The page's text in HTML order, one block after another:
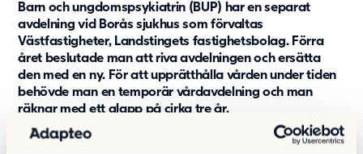
Nyheter
Artiklar, guider & insikter
Barn och ungdomspsykiatrin (BUP) har en separat
avdelning vid Borås sjukhus som förvaltas
Västfastigheter, Landstingets fastighetsbolag. Förra
året beslutade man att riva avdelningen och ersätta
den med en ny. För att upprätthålla vården under tiden
behövde man en temporär vårdavdelning och man
räknar med ett glapp på cirka tre år.
– Valet av tillfälliga lokaler föll på Adapteo tack vare